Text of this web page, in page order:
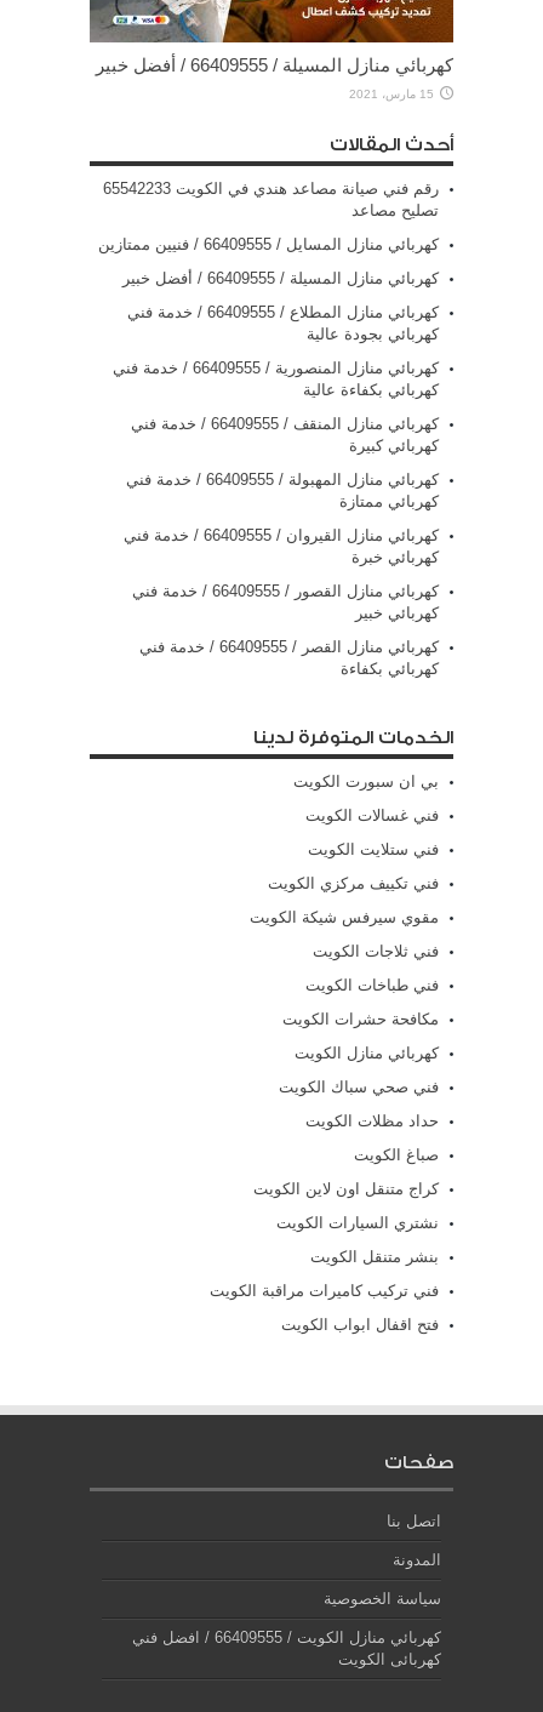
كهربائي منازل المسيلة / 66409555 / أفضل خبير
15 مارس، 2021
أحدث المقالات
رقم فني صيانة مصاعد هندي في الكويت 65542233
تصليح مصاعد
كهربائي منازل المسايل / 66409555 / فنيين ممتازين
كهربائي منازل المسيلة / 66409555 / أفضل خبير
كهربائي منازل المطلاع / 66409555 / خدمة فني
كهربائي بجودة عالية
كهربائي منازل المنصورية / 66409555 / خدمة فني
كهربائي بكفاءة عالية
كهربائي منازل المنقف / 66409555 / خدمة فني
كهربائي كبيرة
كهربائي منازل المهبولة / 66409555 / خدمة فني
كهربائي ممتازة
كهربائي منازل القيروان / 66409555 / خدمة فني
كهربائي خبرة
كهربائي منازل القصور / 66409555 / خدمة فني
كهربائي خبير
كهربائي منازل القصر / 66409555 / خدمة فني
كهربائي بكفاءة
الخدمات المتوفرة لدينا
بي ان سبورت الكويت
فني غسالات الكويت
فني ستلايت الكويت
فني تكييف مركزي الكويت
مقوي سيرفس شيكة الكويت
فني ثلاجات الكويت
فني طباخات الكويت
مكافحة حشرات الكويت
كهربائي منازل الكويت
فني صحي سباك الكويت
حداد مظلات الكويت
صباغ الكويت
كراج متنقل اون لاين الكويت
نشتري السيارات الكويت
بنشر متنقل الكويت
فني تركيب كاميرات مراقبة الكويت
فتح اقفال ابواب الكويت
صفحات
اتصل بنا
المدونة
سياسة الخصوصية
كهربائي منازل الكويت / 66409555 / افضل فني
كهربائى الكويت